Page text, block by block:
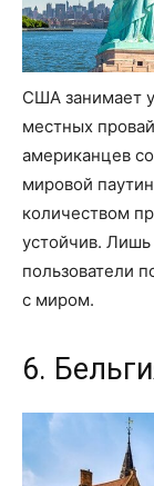
США занимает
местных
американцев
мировой
количеством
устойчив. Лишь
пользователи
с миром.
6.